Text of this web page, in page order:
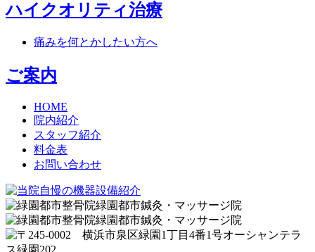
ハイクオリティ治療
痛みを何とかしたい方へ
ご案内
HOME
院内紹介
スタッフ紹介
料金表
お問い合わせ